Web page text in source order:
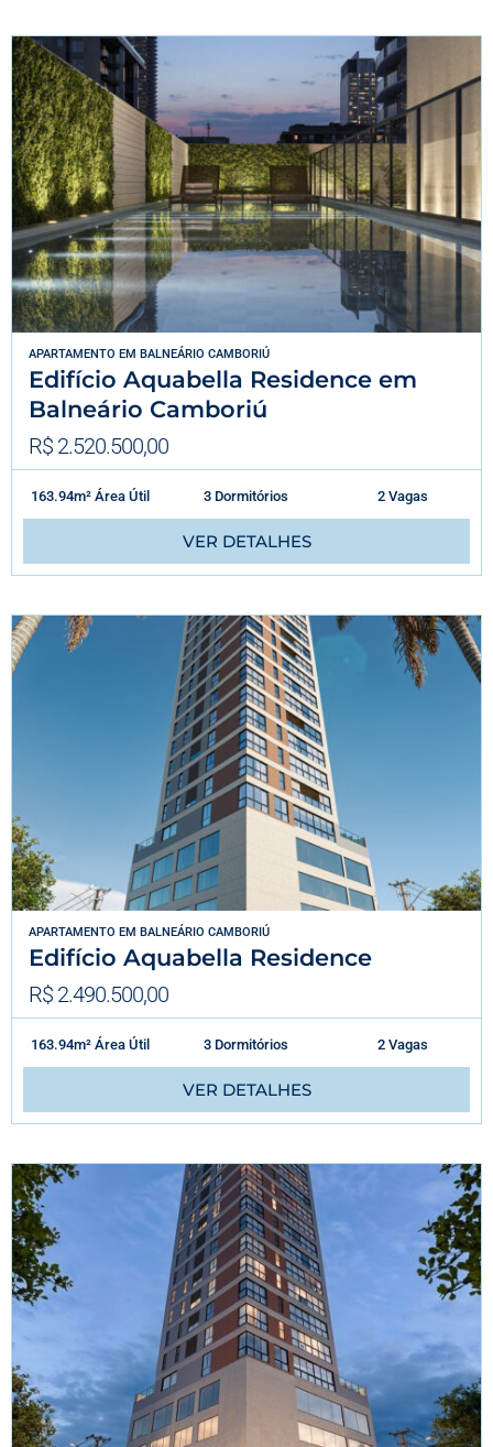
APARTAMENTO EM BALNEÁRIO CAMBORIÚ
Edifício Aquabella Residence em
Balneário Camboriú
R$ 2.520.500,00
163.94m² Área Útil 3 Dormitórios 2 Vagas
VER DETALHES
APARTAMENTO EM BALNEÁRIO CAMBORIÚ
Edifício Aquabella Residence
R$ 2.490.500,00
163.94m² Área Útil 3 Dormitórios 2 Vagas
VER DETALHES